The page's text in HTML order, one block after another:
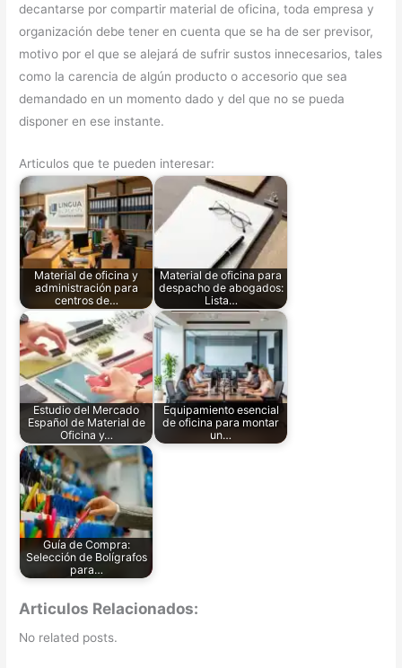
decantarse por compartir material de oficina, toda empresa y
organización debe tener en cuenta que se ha de ser previsor,
motivo por el que se alejará de sufrir sustos innecesarios, tales
como la carencia de algún producto o accesorio que sea
demandado en un momento dado y del que no se pueda
disponer en ese instante.
Articulos que te pueden interesar:
Material de oficina y
administración para
centros de…
Material de oficina para
despacho de abogados:
Lista…
Estudio del Mercado
Español de Material de
Oficina y…
Equipamiento esencial
de oficina para montar
un…
Guía de Compra:
Selección de Bolígrafos
para…
Articulos Relacionados:
No related posts.